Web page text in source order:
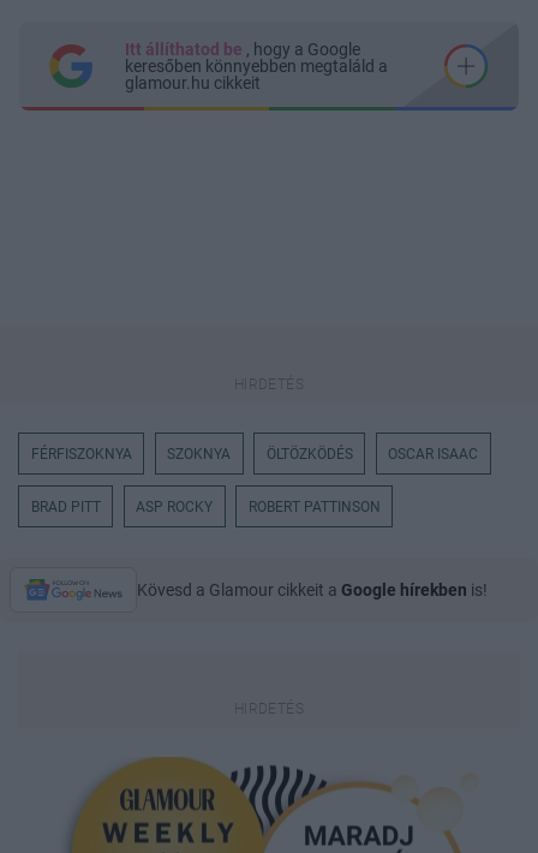
Itt állíthatod be , hogy a Google
keresőben könnyebben megtaláld a
glamour.hu cikkeit
FÉRFISZOKNYA SZOKNYA ÖLTÖZKÖDÉS OSCAR ISAAC
BRAD PITT ASP ROCKY ROBERT PATTINSON
Kövesd a Glamour cikkeit a Google hírekben is!